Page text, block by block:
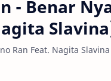
- Benar
Ran Feat. Nagita